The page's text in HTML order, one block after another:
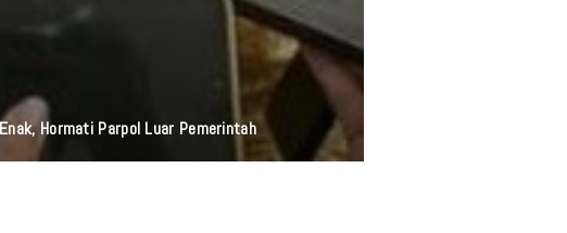
BAGIMU" Bersama Aneka Safari Records